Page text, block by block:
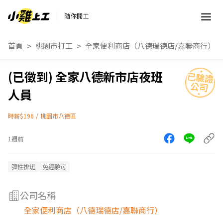
隨你開工
首頁 桃園市打工 全家便利商店（八德瑞德店/嘉聯商行）
全家八德新市店夜班
人員
時薪$196 / 桃園市八德區
1週前
彈性排班 免經驗可
公司名稱
全家便利商店（八德瑞德店/嘉聯商行）